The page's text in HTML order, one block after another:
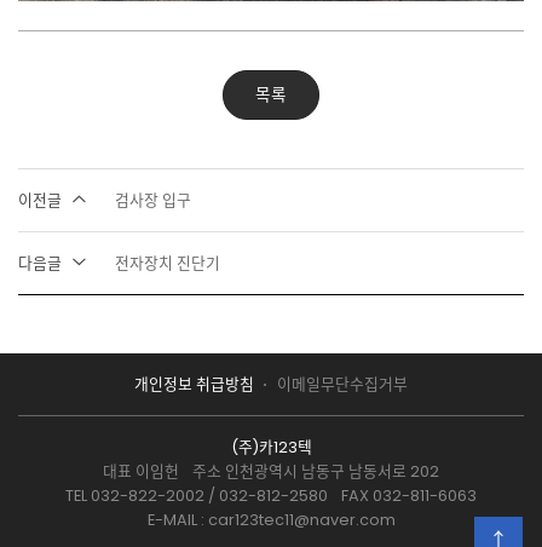
목록
이전글 검사장 입구
다음글 전자장치 진단기
개인정보 취급방침 이메일무단수집거부
(주)카123텍
대표 이임헌
주소 인천광역시 남동구 남동서로 202
TEL 032-822-2002 / 032-812-2580
FAX 032-811-6063
E-MAIL : car123tec11@naver.com
↑